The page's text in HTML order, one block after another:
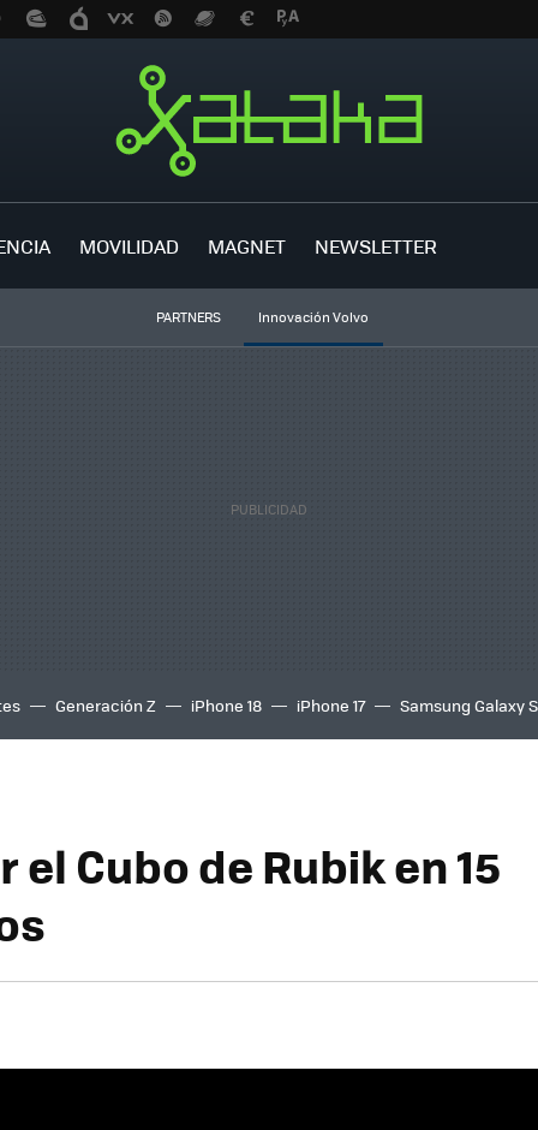
MOVILIDAD MAGNET NEWSLETTER
PARTNERS Innovación Volvo
Generación Z iPhone 18 iPhone 17 Samsung Galaxy
el Cubo de Rubik en 15